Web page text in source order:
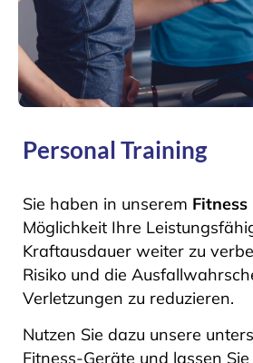
Personal Training
Sie haben in unserem Fitness
Möglichkeit Ihre
Kraftausdauer weiter zu
Risiko und die
Verletzungen zu reduzieren.
Nutzen Sie dazu unsere
Fitness-Geräte und lassen